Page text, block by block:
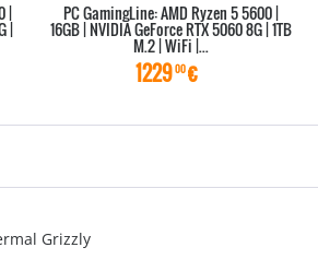
|
|
PC GamingLine: AMD Ryzen 5 5600 |
16GB | NVIDIA GeForce RTX 5060 8G | 1TB
M.2 | WiFi |...
122900€
Grizzly